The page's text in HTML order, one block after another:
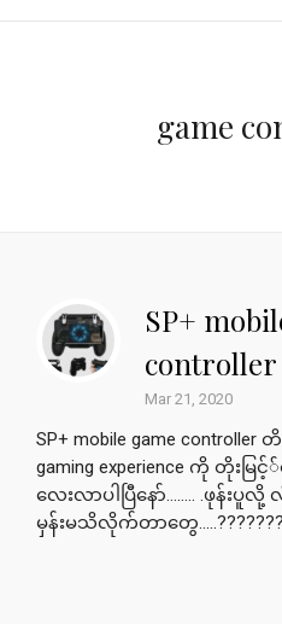
game
SP+
controller
Mar 21, 2020
SP+ mobile game
gaming experience ကို တိုးမြင့််
လေးလာပါပြီနော်…….. .ဖုန်းပူ
မှန်းမသိလိုက်တာတွေ